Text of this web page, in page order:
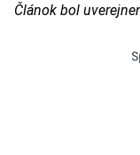
Článok bol